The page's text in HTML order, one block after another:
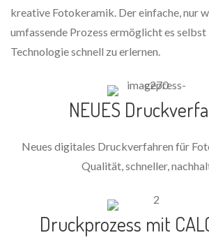
kreative Fotokeramik. Der einfache, nur
umfassende Prozess ermöglicht es selbst
Technologie schnell zu erlernen.
NEUES
Neues digitales Druckverfahren für
Qualität, schneller,
Druckprozess mit